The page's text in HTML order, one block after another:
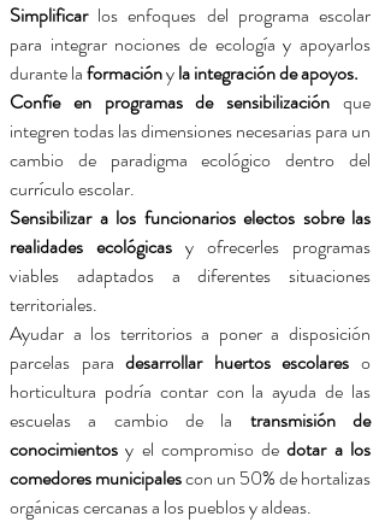
Simplificarlos enfoques del programa escolar
para integrar nociones de ecología y apoyarlos
durante laformaciónyla integración de apoyos.
Confíe en programas de sensibilización que
integren todas las dimensiones necesarias para un
cambio de paradigma ecológico dentro del
currículo escolar.
Sensibilizar a los funcionarios electos sobre las
realidades ecológicas y ofrecerles programas
viables adaptados a diferentes situaciones
territoriales.
Ayudar a los territorios a poner a disposición
parcelas paradesarrollar huertos escolares o
horticultura podría contar con la ayuda de las
escuelas a cambio de la transmisión de
conocimientos y el compromiso dedotar a los
comedores municipalescon un 50% de hortalizas
orgánicas cercanas a los pueblos y aldeas.